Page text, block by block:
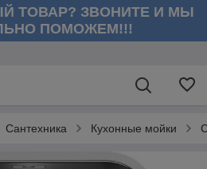
ТОВАР? ЗВОНИТЕ И МЫ
ПОМОЖЕМ!!!
Сантехника Кухонные мойки